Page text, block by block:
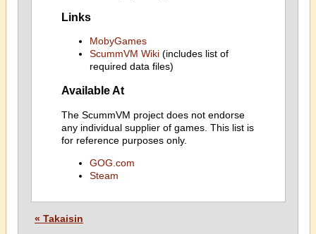
Links
MobyGames
ScummVM Wiki(includes list of
required data files)
Available At
The ScummVM project does not endorse
any individual supplier of games. This list is
for reference purposes only.
GOG.com
Steam
« Takaisin